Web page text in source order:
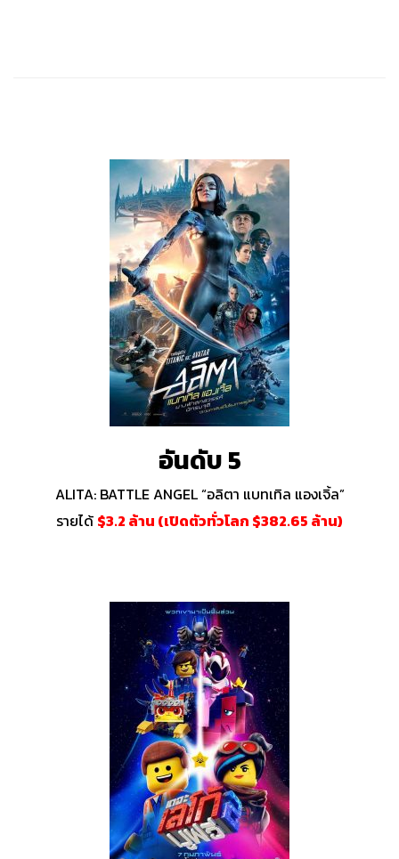
อันดับ 5
ALITA: BATTLE ANGEL “อลิตา แบทเทิล แองเจิ้ล”
รายได้ $3.2 ล้าน (เปิดตัวทั่วโลก $382.65 ล้าน)